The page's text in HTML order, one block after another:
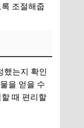
조절해줍
했는지 확인
을 얻을 수
때 편리할